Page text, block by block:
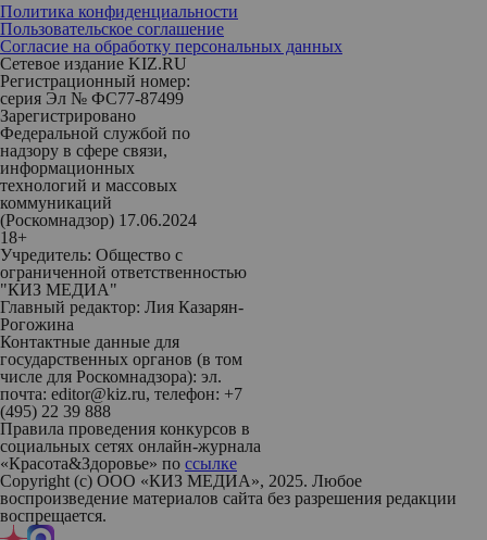
Политика конфиденциальности
Пользовательское соглашение
Согласие на обработку персональных данных
Сетевое издание KIZ.RU
Регистрационный номер:
серия Эл № ФС77-87499
Зарегистрировано
Федеральной службой по
надзору в сфере связи,
информационных
технологий и массовых
коммуникаций
(Роскомнадзор) 17.06.2024
18+
Учредитель: Общество с
ограниченной ответственностью
"КИЗ МЕДИА"
Главный редактор: Лия Казарян-
Рогожина
Контактные данные для
государственных органов (в том
числе для Роскомнадзора): эл.
почта: editor@kiz.ru, телефон: +7
(495) 22 39 888
Правила проведения конкурсов в
социальных сетях онлайн-журнала
«Красота&Здоровье» по ссылке
Copyright (с) ООО «КИЗ МЕДИА», 2025. Любое
воспроизведение материалов сайта без разрешения редакции
воспрещается.